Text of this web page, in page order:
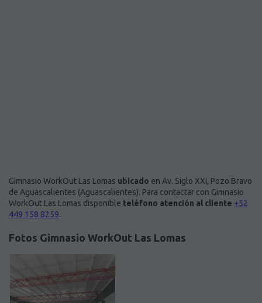
Gimnasio WorkOut Las Lomas ubicado en Av. Siglo XXI, Pozo Bravo
de Aguascalientes (Aguascalientes). Para contactar con Gimnasio
WorkOut Las Lomas disponible teléfono atención al cliente +52
449 158 8259.
Fotos Gimnasio WorkOut Las Lomas